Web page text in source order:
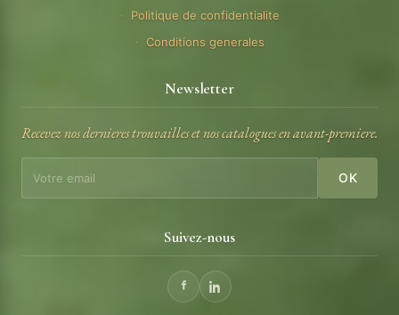
Politique de confidentialite
Conditions generales
Newsletter
Recevez nos dernieres trouvailles et nos catalogues en avant-premiere.
OK
Suivez-nous